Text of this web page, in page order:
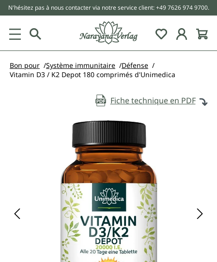
principal
N'hésitez pas à nous contacter via notre service client: +49 7626 974 9700.
Bon pour Système immunitaire
Défense
Vitamin D3 / K2 Depot 180 comprimés d'Unimedica
Fiche technique en PDF
Ignorer la galerie d'images